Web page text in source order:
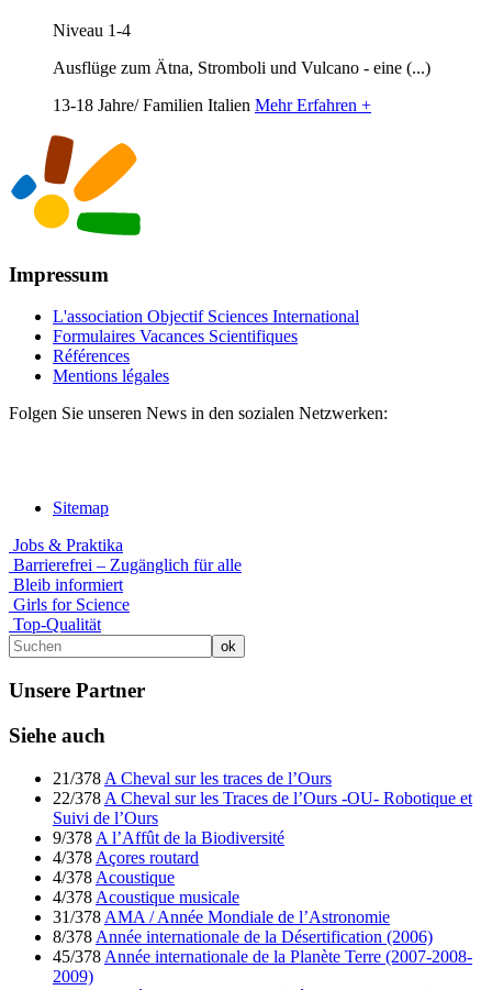
Niveau 1-4
Ausflüge zum Ätna, Stromboli und Vulcano - eine (...)
13-18 Jahre/ Familien Italien Mehr Erfahren +
Impressum
L'association Objectif Sciences International
Formulaires Vacances Scientifiques
Références
Mentions légales
Folgen Sie unseren News in den sozialen Netzwerken:
Sitemap
Jobs & Praktika
Barrierefrei – Zugänglich für alle
Bleib informiert
Girls for Science
Top-Qualität
Unsere Partner
Siehe auch
21/378 A Cheval sur les traces de l’Ours
22/378 A Cheval sur les Traces de l’Ours -OU- Robotique et
Suivi de l’Ours
9/378 A l’Affût de la Biodiversité
4/378 Açores routard
4/378 Acoustique
4/378 Acoustique musicale
31/378 AMA / Année Mondiale de l’Astronomie
8/378 Année internationale de la Désertification (2006)
45/378 Année internationale de la Planète Terre (2007-2008-
2009)